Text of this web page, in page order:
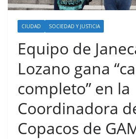
CIUDAD SOCIEDAD Y JUSTICIA
Equipo de
Lozano gana
completo” en la
Coordinadora
Copacos de